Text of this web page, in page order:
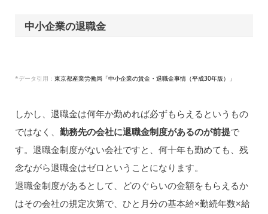
中小企業の退職金
*データ引用： 東京都産業労働局「中小企業の賃金・退職金事情（平成30年版）」
しかし、退職金は何年か勤めれば必ずもらえるというもの
ではなく、 勤務先の会社に退職金制度があるのが前提で
す。退職金制度がない会社ですと、何十年も勤めても、残
念ながら退職金はゼロということになります。
退職金制度があるとして、どのぐらいの金額をもらえるか
はその会社の規定次第で、ひと月分の基本給×勤続年数×給